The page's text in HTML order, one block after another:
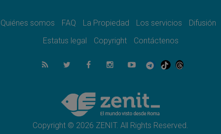
07.08.2026
se convierte en diócesis
Honduras: Los desplazados invisibles de una
crisis olvidada
Bokalic: "En Argentina el Papa León señalará
el compromiso del cristiano"
Quiénes somos FAQ La Propiedad Los servicios
Difusión
Estatus legal
Copyright Contáctenos
Copyright © 2026 ZENIT. All Rights Reserved.